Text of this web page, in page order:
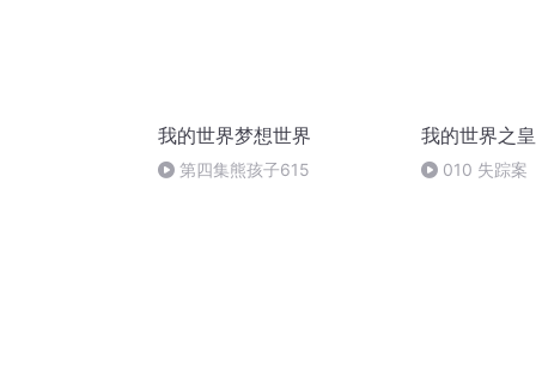
我的世界梦想世界
第四集熊孩子615
我的世界之
010 失踪案